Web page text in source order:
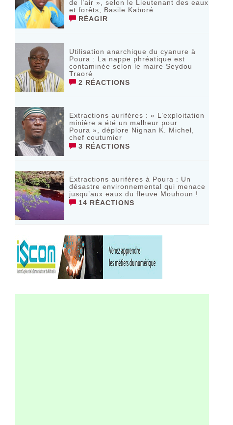
de l’air », selon le Lieutenant des eaux
et forêts, Basile Kaboré
RÉAGIR
Utilisation anarchique du cyanure à
Poura : La nappe phréatique est
contaminée selon le maire Seydou
Traoré
2 RÉACTIONS
Extractions aurifères : « L’exploitation
minière a été un malheur pour
Poura », déplore Nignan K. Michel,
chef coutumier
3 RÉACTIONS
Extractions aurifères à Poura : Un
désastre environnemental qui menace
jusqu’aux eaux du fleuve Mouhoun !
14 RÉACTIONS